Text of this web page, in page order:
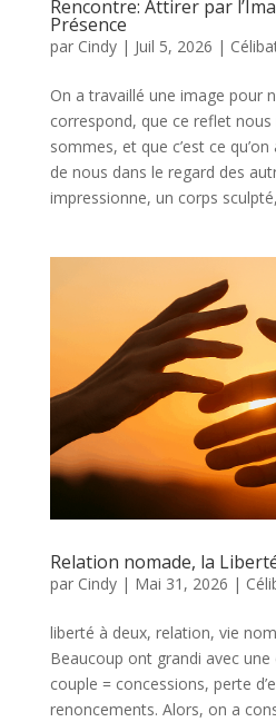
Rencontre: Attirer par
Présence
par Cindy| Juil 5, 2026 |
On a travaillé une image pour
correspond, que ce reflet
sommes, et que c’est ce
de nous dans le regard des
impressionne, un corps
Relation nomade, la
par Cindy| Mai 31, 2026 |
liberté à deux, relation, vie
Beaucoup ont grandi avec
couple = concessions, perte
renoncements. Alors, on a